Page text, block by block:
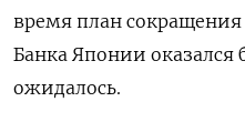
время план
Банка Японии
ожидалось.